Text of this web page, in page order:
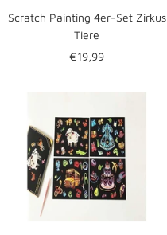
Scratch Painting 4er-Set Zirkus
Tiere
Angebotspreis
€19,99